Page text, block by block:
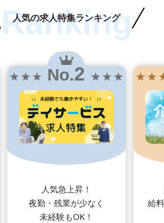
人気の求人特集ランキング
Ranking
★ ★ ★ No.2 ★ ★ ★
人気急上昇！
夜勤・残業が少なく
未経験もOK！
★ ★
給